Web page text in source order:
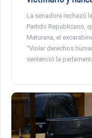
La senadora rechazó
Partido Republicano,
Maturana, el
“Violar derechos
sentenció la